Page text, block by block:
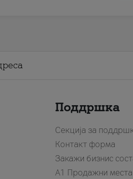
Поддршка
Секција за
Контакт форма
Закажи бизнис
A1 Продажни места